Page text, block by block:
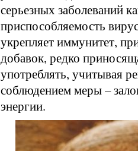
серьезных заболеваний
приспособляемость
укрепляет иммунитет,
добавок, редко
употреблять, учитывая
соблюдением меры –
энергии.